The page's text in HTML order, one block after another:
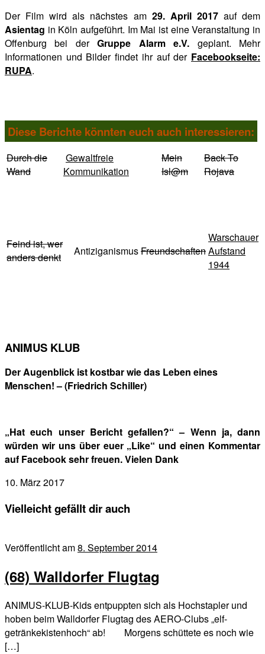
Der Film wird als nächstes am 29. April 2017auf dem
Asientag in Köln aufgeführt. Im Mai ist eine Veranstaltung in
Offenburg bei derGruppe Alarm e.V. geplant.
Mehr
Informationen und Bilder findet ihr auf der Facebookseite:
RUPA.
Diese Berichte könnten euch auch interessieren:
Durch die
Wand
Gewaltfreie
Kommunikation
Mein
Isl@m
Back To
Rojava
Feind ist, wer
anders denkt
AntiziganismusFreundschaften
Warschauer
Aufstand
1944
ANIMUS KLUB
Der Augenblick ist kostbar wie das Leben eines
Menschen! – (Friedrich Schiller)
„Hat euch unser Bericht gefallen?“ – Wenn ja, dann
würden wir uns über euer „Like“ und einen Kommentar
auf Facebook sehr freuen. Vielen Dank
10. März 2017
Vielleicht gefällt dir auch
Veröffentlicht am8. September 2014
(68) Walldorfer Flugtag
ANIMUS-KLUB-Kids entpuppten sich als Hochstapler und
hoben beim Walldorfer Flugtag des AERO-Clubs „elf-
getränkekistenhoch“ ab! Morgens schüttete es noch wie
[…]